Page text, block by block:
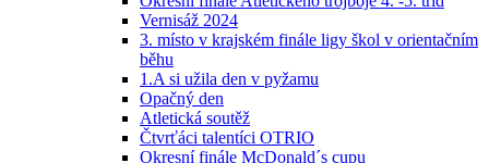
Vernisáž 2024
3. místo v krajském finále ligy škol v orientačním
běhu
1.A si užila den v pyžamu
Opačný den
Atletická soutěž
Čtvrťáci talentíci OTRIO
Okresní finále McDonald´s cupu